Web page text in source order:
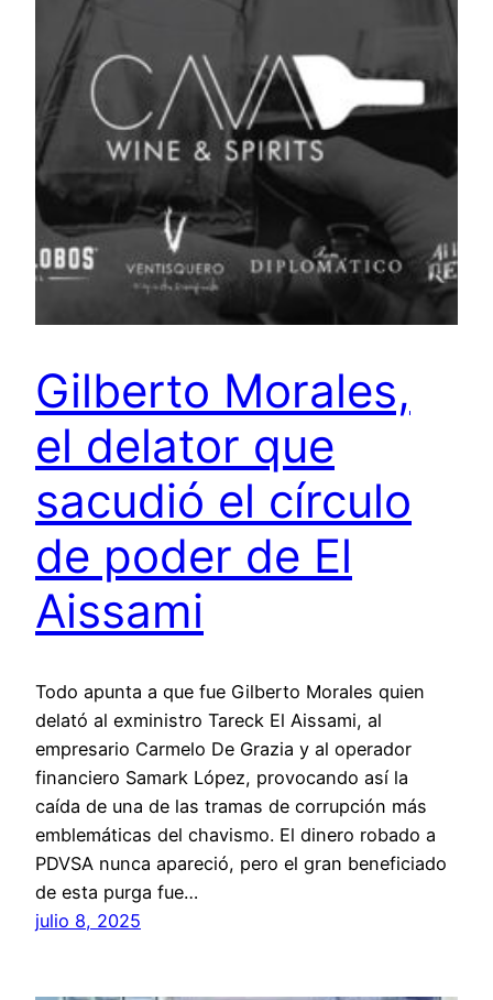
Gilberto Morales,
el delator que
sacudió el círculo
de poder de El
Aissami
Todo apunta a que fue Gilberto Morales quien
delató al exministro Tareck El Aissami, al
empresario Carmelo De Grazia y al operador
financiero Samark López, provocando así la
caída de una de las tramas de corrupción más
emblemáticas del chavismo. El dinero robado a
PDVSA nunca apareció, pero el gran beneficiado
de esta purga fue…
julio 8, 2025